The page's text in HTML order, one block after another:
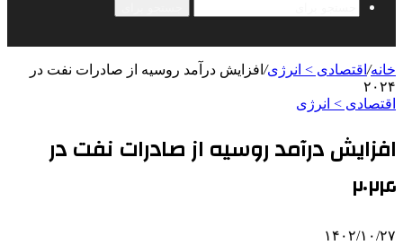
خانه/ اقتصادی > انرژی/ افزایش درآمد روسیه از صادرات نفت در
۲۰۲۴
اقتصادی > انرژی
افزایش درآمد روسیه از صادرات نفت در
۲۰۲۴
۱۴۰۲/۱۰/۲۷